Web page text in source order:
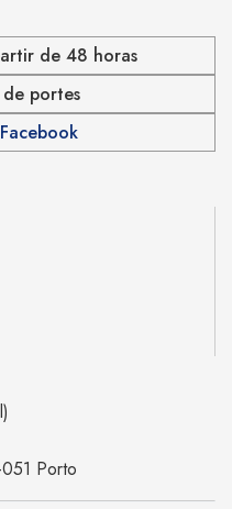
de 48 horas
portes
Porto